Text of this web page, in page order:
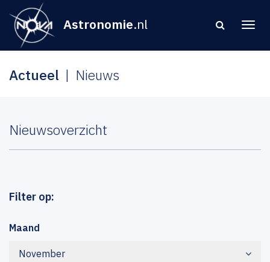
Astronomie.nl
Actueel Nieuws
Nieuwsoverzicht
Filter op:
Maand
November